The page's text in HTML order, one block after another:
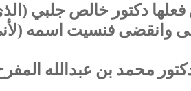
دكتور خالص جلبي
وانقضى فنسيت اسمه
محمد بن عبدالله